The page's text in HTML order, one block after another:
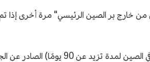
خارج بر الصين الرئيسي" مرة أخرى إذا
5. "تصريح عمل الأجانب" أو "إشعار تصريح